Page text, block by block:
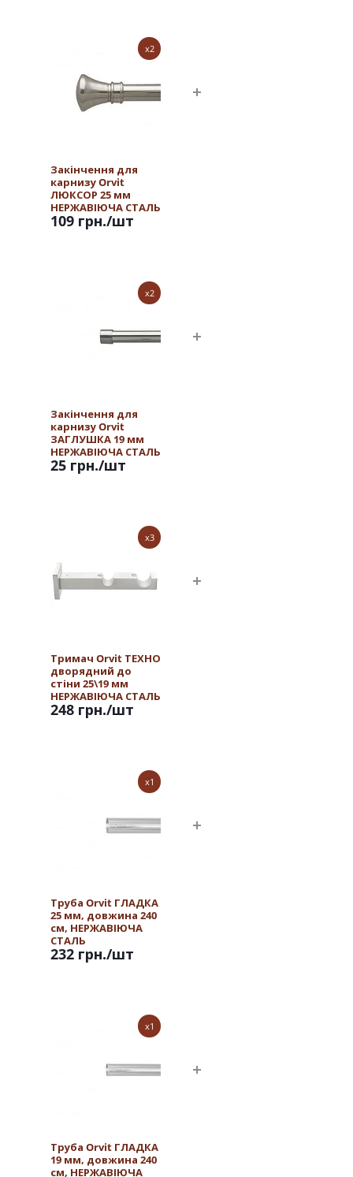
x2
Закінчення для
карнизу Orvit
ЛЮКСОР 25 мм
НЕРЖАВІЮЧА СТАЛЬ
109 грн./шт
x2
Закінчення для
карнизу Orvit
ЗАГЛУШКА 19 мм
НЕРЖАВІЮЧА СТАЛЬ
25 грн./шт
x3
Тримач Orvit ТЕХНО
дворядний до
стіни 25\19 мм
НЕРЖАВІЮЧА СТАЛЬ
248 грн./шт
x1
Труба Orvit ГЛАДКА
25 мм, довжина 240
см, НЕРЖАВІЮЧА
СТАЛЬ
232 грн./шт
x1
Труба Orvit ГЛАДКА
19 мм, довжина 240
см, НЕРЖАВІЮЧА